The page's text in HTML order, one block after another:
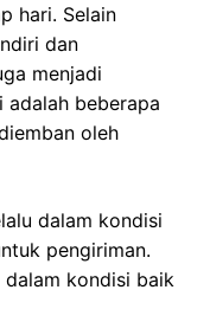
hari. Selain
dan
menjadi
beberapa
oleh
dalam kondisi
pengiriman.
dalam kondisi baik